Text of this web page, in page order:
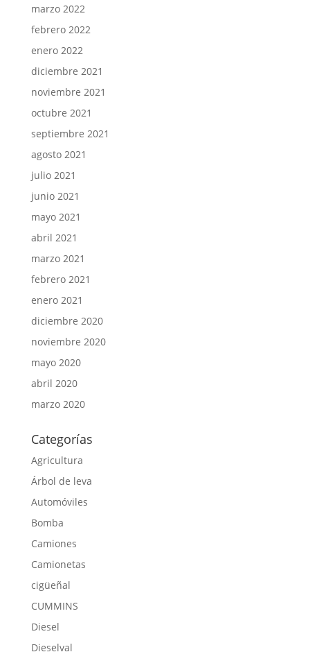
marzo 2022
febrero 2022
enero 2022
diciembre 2021
noviembre 2021
octubre 2021
septiembre 2021
agosto 2021
julio 2021
junio 2021
mayo 2021
abril 2021
marzo 2021
febrero 2021
enero 2021
diciembre 2020
noviembre 2020
mayo 2020
abril 2020
marzo 2020
Categorías
Agricultura
Árbol de leva
Automóviles
Bomba
Camiones
Camionetas
cigüeñal
CUMMINS
Diesel
Dieselval